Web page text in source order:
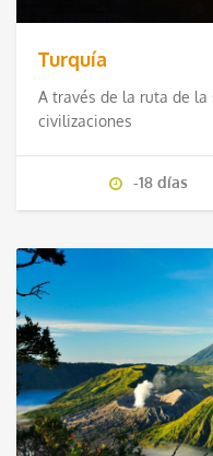
Turquía
A través de la ruta de la
civilizaciones
-18 días